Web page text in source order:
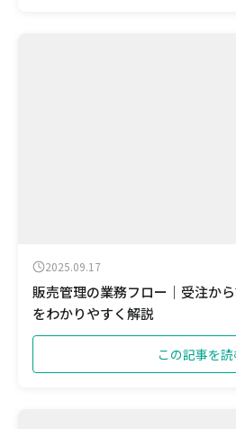
2025.09.17
販売管理の業務フロー｜受注か
をわかりやすく解説
この記事を読